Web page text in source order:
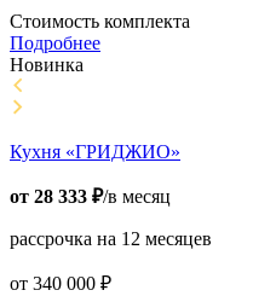
Стоимость комплекта
Подробнее
Новинка
Кухня «ГРИДЖИО»
от 28 333 ₽/в месяц
рассрочка на 12 месяцев
от 340 000 ₽